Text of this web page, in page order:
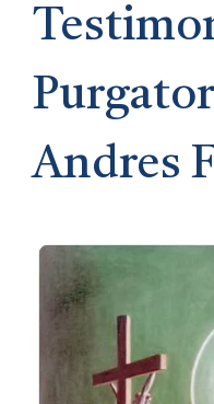
Andres